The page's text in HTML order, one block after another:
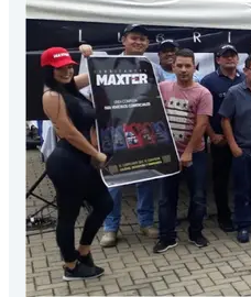
Presentación
3.78Lts
VER